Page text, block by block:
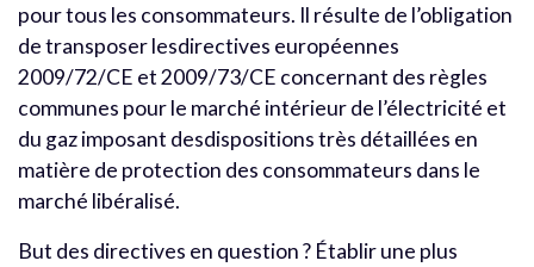
pour tous les consommateurs. Il résulte de l’obligation
de transposer lesdirectives européennes
2009/72/CE et 2009/73/CE concernant des règles
communes pour le marché intérieur de l’électricité et
du gaz imposant desdispositions très détaillées en
matière de protection des consommateurs dans le
marché libéralisé.
But des directives en question ? Établir une plus